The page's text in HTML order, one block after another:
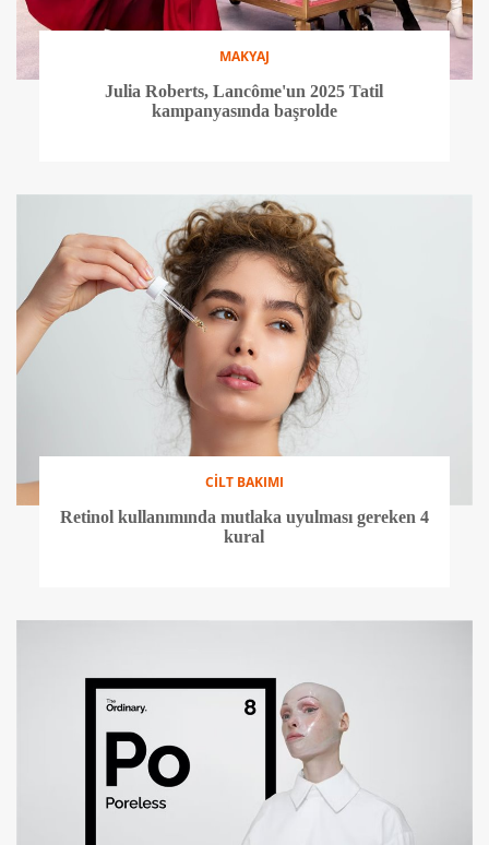
MAKYAJ
Julia Roberts, Lancôme'un 2025 Tatil
kampanyasında başrolde
CİLT BAKIMI
Retinol kullanımında mutlaka uyulması gereken 4
kural